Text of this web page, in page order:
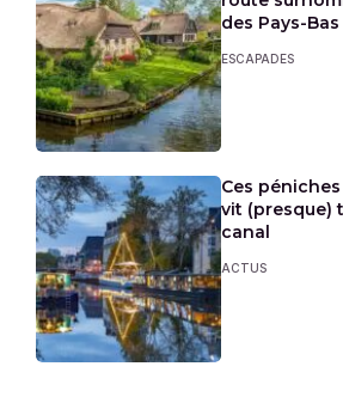
des Pays-Bas
ESCAPADES
Ces
vit (presque)
canal
ACTUS